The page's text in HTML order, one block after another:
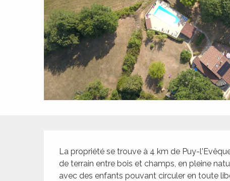
Description
La propriété se trouve à 4 km de Puy-
de terrain entre bois et champs, en pleine
avec des enfants pouvant circuler en toute